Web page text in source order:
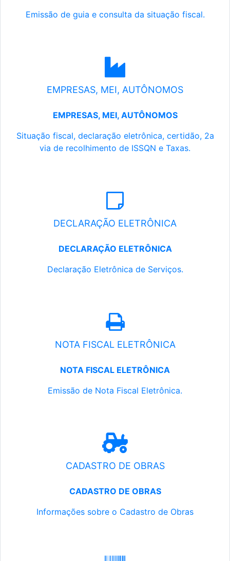
Emissão de guia e consulta da situação fiscal.
EMPRESAS, MEI, AUTÔNOMOS
EMPRESAS, MEI, AUTÔNOMOS
Situação fiscal, declaração eletrônica, certidão, 2a
via de recolhimento de ISSQN e Taxas.
DECLARAÇÃO ELETRÔNICA
DECLARAÇÃO ELETRÔNICA
Declaração Eletrônica de Serviços.
NOTA FISCAL ELETRÔNICA
NOTA FISCAL ELETRÔNICA
Emissão de Nota Fiscal Eletrônica.
CADASTRO DE OBRAS
CADASTRO DE OBRAS
Informações sobre o Cadastro de Obras